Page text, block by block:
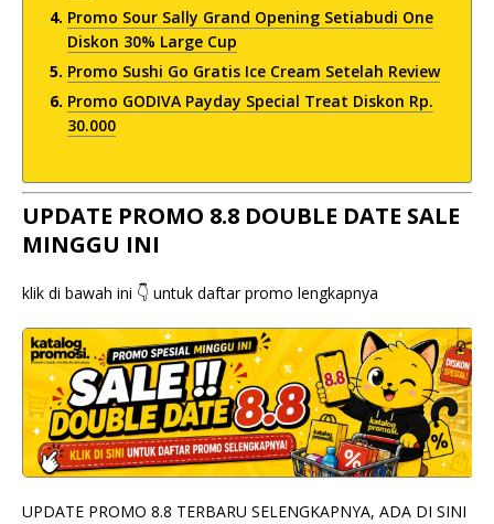
Promo Sour Sally Grand Opening Setiabudi One
Diskon 30% Large Cup
Promo Sushi Go Gratis Ice Cream Setelah Review
Promo GODIVA Payday Special Treat Diskon Rp.
30.000
UPDATE PROMO 8.8 DOUBLE DATE SALE
MINGGU INI
klik di bawah ini 👇 untuk daftar promo lengkapnya
UPDATE PROMO 8.8 TERBARU SELENGKAPNYA, ADA DI SINI